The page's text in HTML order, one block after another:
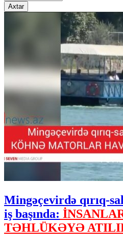
Axtar
Mingəçevirdə qırıq-
iş başında:
TƏHLÜKƏYƏ